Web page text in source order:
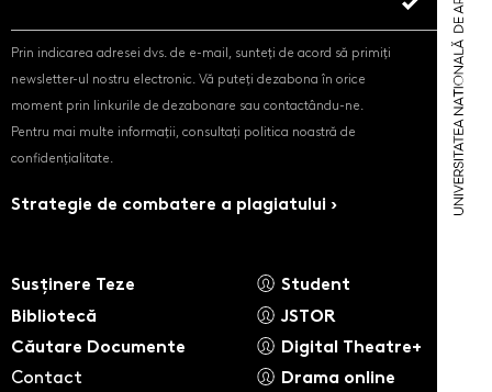
Prin indicarea adresei dvs. de e-mail, sunteți de acord să primiți
newsletter-ul nostru electronic. Vă puteți dezabona în orice
moment prin linkurile de dezabonare sau contactându-ne.
Pentru mai multe informații, consultați politica noastră de
confidențialitate.
Strategie de combatere a plagiatului ›
Susținere Teze
Bibliotecă
Căutare Documente
Contact
Student
JSTOR
Digital Theatre+
Drama online